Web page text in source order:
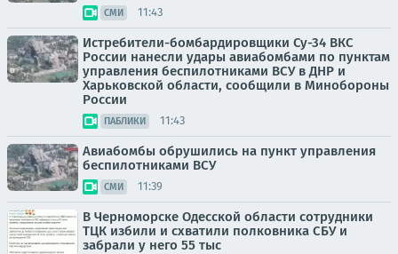
СМИ 11:43
Истребители-бомбардировщики Су-34 ВКС
России нанесли удары авиабомбами по пунктам
управления беспилотниками ВСУ в ДНР и
Харьковской области, сообщили в Минобороны
России
ПАБЛИКИ 11:43
Авиабомбы обрушились на пункт управления
беспилотниками ВСУ
СМИ 11:39
В Черноморске Одесской области сотрудники
ТЦК избили и схватили полковника СБУ и
забрали у него 55 тыс